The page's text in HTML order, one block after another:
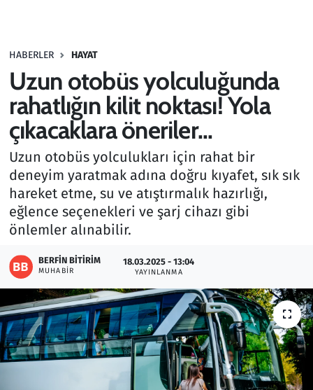
HABERLER HAYAT
Uzun otobüs yolculuğunda
rahatlığın kilit noktası! Yola
çıkacaklara öneriler...
Uzun otobüs yolculukları için rahat bir
deneyim yaratmak adına doğru kıyafet, sık sık
hareket etme, su ve atıştırmalık hazırlığı,
eğlence seçenekleri ve şarj cihazı gibi
önlemler alınabilir.
BERFIN BITIRIM
MUHABIR
18.03.2025 - 13:04
YAYINLANMA
Haber
Kültür Sanat
Kurumsal Haberler
Lezzet Durağı
Memur ve Kamu
Otomobil
Oyun
Ramazan
Resmi İlanlar
Rüya Tabirleri